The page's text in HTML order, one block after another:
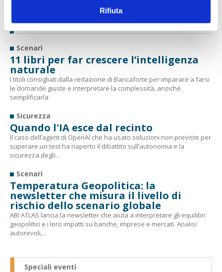
Rifiuta
ALTRI ARTICOLI
Scenari
11 libri per far crescere l’intelligenza
naturale
I titoli consigliati dalla redazione di Bancaforte per imparare a farsi
le domande giuste e interpretare la complessità, anziché
semplificarla
Sicurezza
Quando l'IA esce dal recinto
Il caso dell’agent di OpenAI che ha usato soluzioni non previste per
superare un test ha riaperto il dibattito sull’autonomia e la
sicurezza degli...
Scenari
Temperatura Geopolitica: la
newsletter che misura il livello di
rischio dello scenario globale
ABI ATLAS lancia la newsletter che aiuta a interpretare gli equilibri
geopolitici e i loro impatti su banche, imprese e mercati. Analisi
autorevoli,...
Speciali eventi